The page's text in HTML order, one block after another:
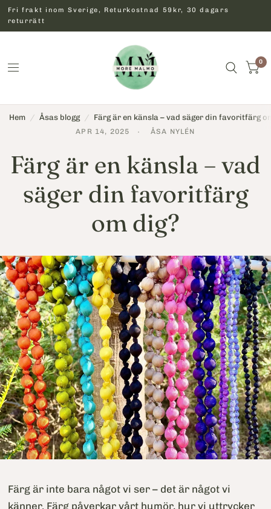
Fri frakt inom Sverige, Returkostnad 59kr, 30 dagars
returrätt
0
Hem / Åsas blogg / Färg är en känsla – vad säger din favoritfärg
APR 14, 2025 ÅSA NYLÉN
Färg är en känsla – vad
säger din favoritfärg
om dig?
Färg är inte bara något vi ser – det är något vi
känner. Färg påverkar vårt humör, hur vi uttrycker